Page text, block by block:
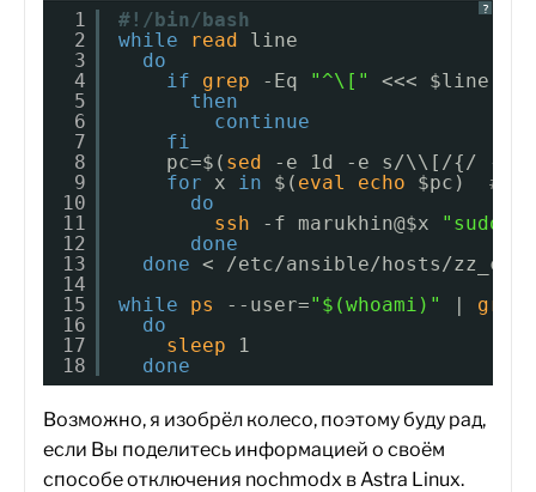
?
1
2
3
4
5
6
7
8
9
10
11
12
13
14
15
16
17
18
#!/bin/bash
while
read
line
do
if
grep -Eq "^\[" <<< $line
then
continue
fi
pc=$( sed
-e 1d -e s/\\[/{/ -
for
x in $( eval echo $pc) #
do
ssh
-f marukhin@$x
"sudo
done
done <
/etc/ansible/hosts/
while
ps --user="$(whoami)" | grep
do
sleep
1
done
Возможно, я изобрёл колесо, поэтому буду рад,
если Вы поделитесь информацией о своём
способе отключения nochmodx в Astra Linux.